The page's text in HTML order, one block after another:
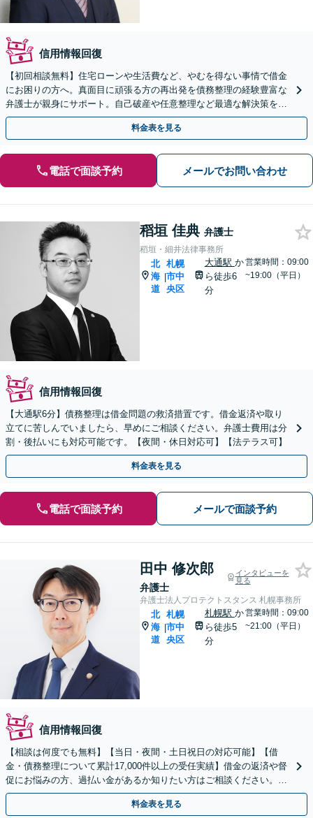
信用情報回復
【初回相談無料】住宅ローンや生活費など、やむを得ない事情で借金
にお困りの方へ。真面目に頑張る方の再出発を債務整理の経験豊富な
弁護士が親身にサポート。自己破産や任意整理など最適な解決策をご
提案します。地下鉄駅徒歩５分。まずはご相談ください。
料金表を見る
電話で面談予約 メールでお問い合わせ
稻垣 佳典 弁護士
稻垣・細井法律事務所
北
海
道
|
札幌
市中
央区
大通駅 か
ら徒歩6
分
営業時間：09:00
~19:00（平日）
信用情報回復
【大通駅6分】債務整理は借金問題の救済措置です。借金返済や取り
立てに苦しんでいましたら、早めにご相談ください。弁護士費用は分
割・後払いにも対応可能です。【夜間・休日対応可】【法テラス可】
料金表を見る
電話で面談予約 メールで面談予約
田中 修次郎
弁護士
インタビューを
見る
弁護士法人プロテクトスタンス 札幌事務所
北
海
道
|
札幌
市中
央区
札幌駅 か
ら徒歩5
分
営業時間：09:00
~21:00（平日）
信用情報回復
【相談は何度でも無料】【当日・夜間・土日祝日の対応可能】【借
金・債務整理について累計17,000件以上の受任実績】借金の返済や督
促にお悩みの方、過払い金があるか知りたい方はご相談ください。ベ
ストな解決策を提案いたします。
料金表を見る